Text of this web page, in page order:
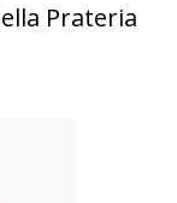
Prateria